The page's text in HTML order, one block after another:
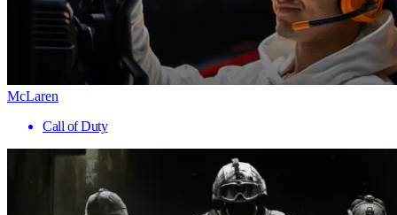
McLaren
Call of Duty